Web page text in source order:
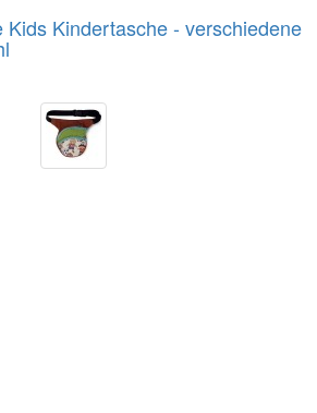
Kids Kindertasche - verschiedene